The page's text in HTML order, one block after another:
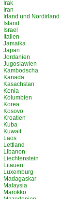
Irak
Iran
Irland und Nordirland
Island
Israel
Italien
Jamaika
Japan
Jordanien
Jugoslawien
Kambodscha
Kanada
Kasachstan
Kenia
Kolumbien
Korea
Kosovo
Kroatien
Kuba
Kuwait
Laos
Lettland
Libanon
Liechtenstein
Litauen
Luxemburg
Madagaskar
Malaysia
Marokko